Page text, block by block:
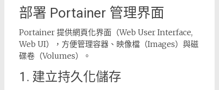
部署 Portainer 管理界面
Portainer 提供網頁化界面（Web User Interface,
Web UI），方便管理容器、映像檔（Images）與磁
碟卷（Volumes）。
1. 建立持久化儲存